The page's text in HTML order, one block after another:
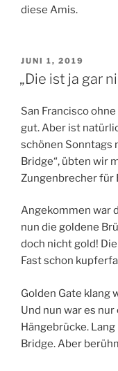
diese Amis.
VERÖFFENTLICHT
AM
JUNI 1, 2019
„Die ist ja gar
San Francisco
gut. Aber ist
schönen Sonntags
Bridge“, übten wir
Zungenbrecher für
Angekommen war
nun die goldene
doch nicht gold!
Fast schon
Golden Gate klang
Und nun war es
Hängebrücke.
Bridge. Aber